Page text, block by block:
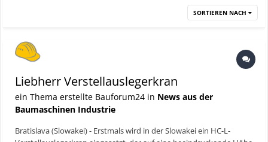
SORTIEREN NACH
Liebherr Verstellauslegerkran
ein Thema erstellte Bauforum24 in News aus der
Baumaschinen Industrie
Bratislava (Slowakei) - Erstmals wird in der Slowakei ein HC-L-